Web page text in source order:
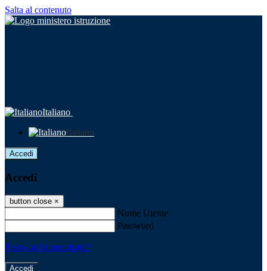
Salta al contenuto
Italiano
Italiano
Accedi
Accedi
button close ×
Nome Utente
Password
Password dimenticata?